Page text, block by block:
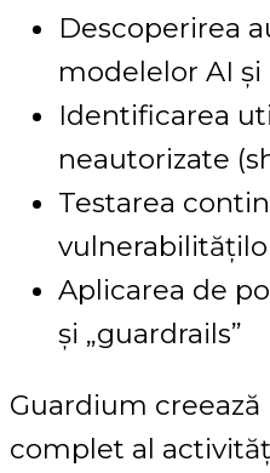
Descoperirea
modelelor AI
Identificarea
neautorizate
Testarea
Aplicarea de
și „guardrails”
Guardium
complet al